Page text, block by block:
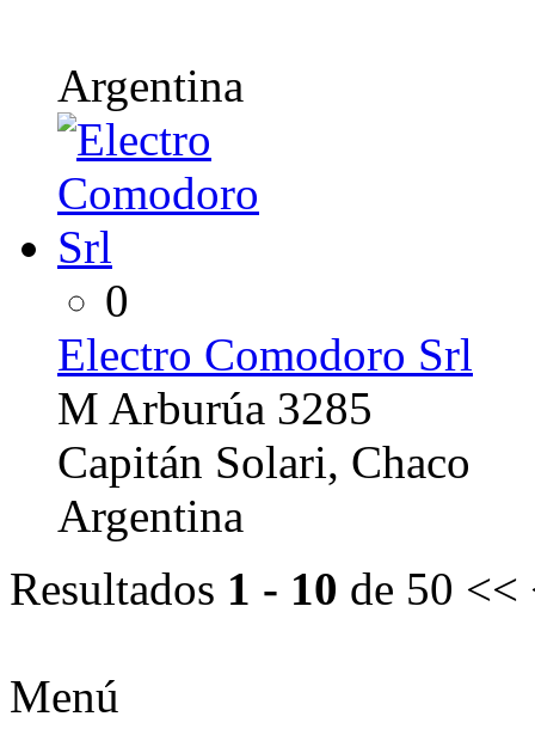
Argentina
0
Electro Comodoro Srl
M Arburúa 3285
Capitán Solari, Chaco
Argentina
Resultados 1 - 10 de 50 <<
Menú